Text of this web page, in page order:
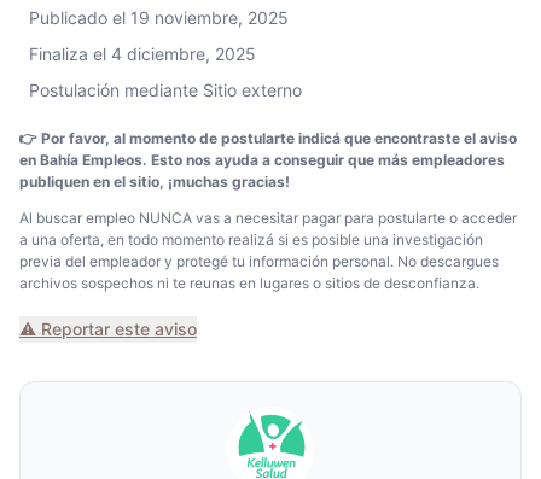
Publicado el 19 noviembre, 2025
Finaliza el 4 diciembre, 2025
Postulación mediante Sitio externo
👉 Por favor, al momento de postularte indicá que encontraste el aviso
en Bahía Empleos. Esto nos ayuda a conseguir que más empleadores
publiquen en el sitio, ¡muchas gracias!
Al buscar empleo NUNCA vas a necesitar pagar para postularte o acceder
a una oferta, en todo momento realizá si es posible una investigación
previa del empleador y protegé tu información personal. No descargues
archivos sospechos ni te reunas en lugares o sitios de desconfianza.
⚠️ Reportar este aviso